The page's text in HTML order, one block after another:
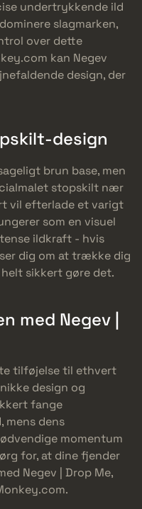
undertrykkende ild
slagmarken,
over dette
kan Negev
design, der
design
brun base, men
stopskilt nær
vil efterlade et varigt
som en visuel
ildkraft - hvis
dig om at trække dig
sikkert gøre det.
med Negev |
tilføjelse til ethvert
design og
fange
mens dens
momentum
for, at dine fjender
Negev | Drop Me,